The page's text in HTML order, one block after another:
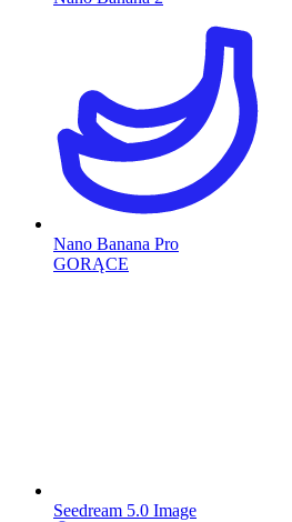
Nano Banana Pro
GORĄCE
Seedream 5.0 Image